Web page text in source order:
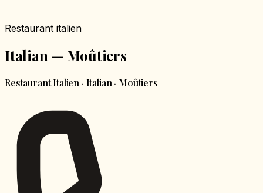
Restaurant italien
Italian — Moûtiers
Restaurant Italien · Italian · Moûtiers